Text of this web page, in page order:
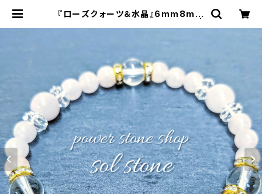
『ローズクォーツ＆水晶』6mm8mm